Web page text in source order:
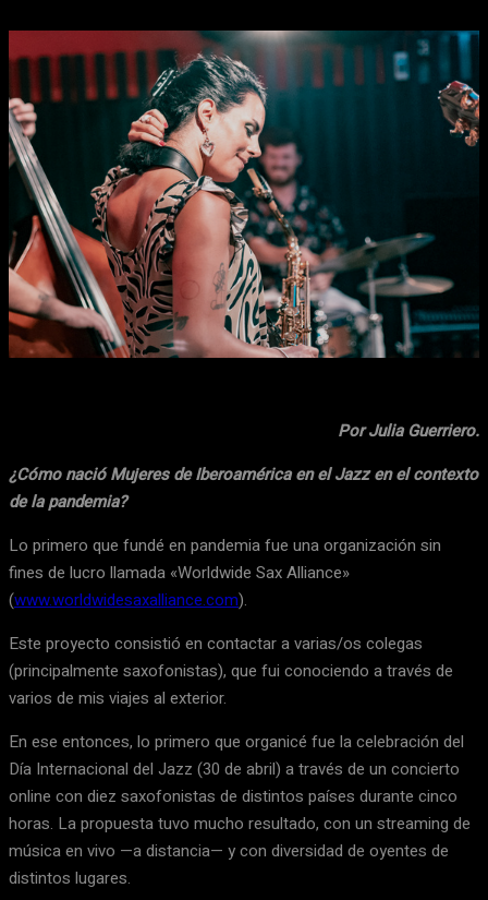
Facebook WhatsApp Email
Por Julia Guerriero.
¿Cómo nació Mujeres de Iberoamérica en el Jazz en el contexto
de la pandemia?
Lo primero que fundé en pandemia fue una organización sin
fines de lucro llamada «Worldwide Sax Alliance»
(www.worldwidesaxalliance.com).
Este proyecto consistió en contactar a varias/os colegas
(principalmente saxofonistas), que fui conociendo a través de
varios de mis viajes al exterior.
En ese entonces, lo primero que organicé fue la celebración del
Día Internacional del Jazz (30 de abril) a través de un concierto
online con diez saxofonistas de distintos países durante cinco
horas. La propuesta tuvo mucho resultado, con un streaming de
música en vivo —a distancia— y con diversidad de oyentes de
distintos lugares.